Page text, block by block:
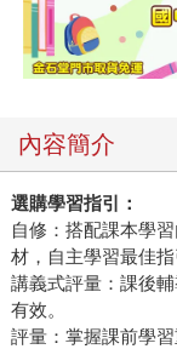
內容簡介
選購學習指引：
自修：搭配課本學
材，自主學習最佳指
講義式評量：課後
有效。
評量：掌握課前學